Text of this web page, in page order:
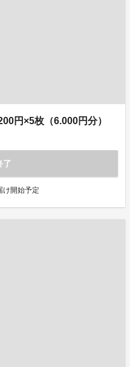
円×5枚（6.000円分）
了
け開始予定